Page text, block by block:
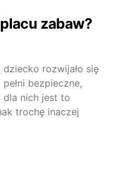
zabaw?
rozwijało się
bezpieczne,
dla nich jest to
trochę inaczej